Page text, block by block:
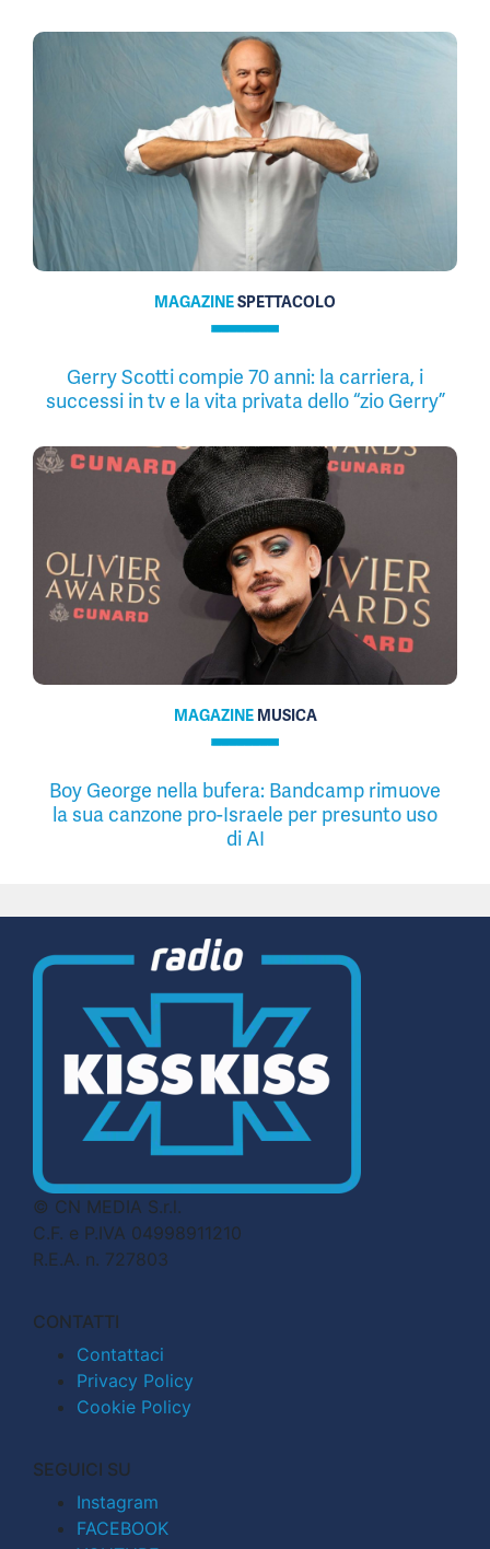
MAGAZINESPETTACOLO
Gerry Scotti compie 70 anni: la carriera, i
successi in tv e la vita privata dello “zio Gerry”
MAGAZINE MUSICA
Boy George nella bufera: Bandcamp rimuove
la sua canzone pro-Israele per presunto uso
di AI
© CN MEDIA S.r.l.
C.F. e P.IVA 04998911210
R.E.A. n. 727803
CONTATTI
Contattaci
Privacy Policy
Cookie Policy
SEGUICI SU
Instagram
FACEBOOK